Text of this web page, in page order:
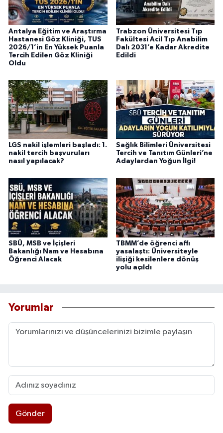
Antalya Eğitim ve Araştırma
Hastanesi Göz Kliniği, TUS
2026/1’in En Yüksek Puanla
Tercih Edilen Göz Kliniği
Oldu
Trabzon Üniversitesi Tıp
Fakültesi Acil Tıp Anabilim
Dalı 2031’e Kadar Akredite
Edildi
LGS nakil işlemleri başladı: 1.
nakil tercih başvuruları
nasıl yapılacak?
Sağlık Bilimleri Üniversitesi
Tercih ve Tanıtım Günleri’ne
Adaylardan Yoğun İlgi!
SBÜ, MSB ve İçişleri
Bakanlığı Nam ve Hesabına
Öğrenci Alacak
TBMM’de öğrenci affı
yasalaştı: Üniversiteyle
ilişiği kesilenlere dönüş
yolu açıldı
Yorumlar
Gönder